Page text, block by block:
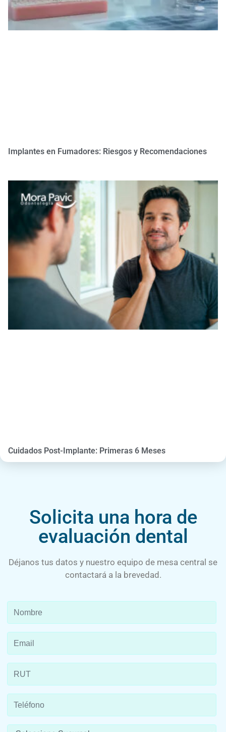
Implantes en Fumadores: Riesgos y Recomendaciones
Cuidados Post-Implante: Primeras 6 Meses
Solicita una hora de
evaluación dental
Déjanos tus datos y nuestro equipo de mesa central se
contactará a la brevedad.